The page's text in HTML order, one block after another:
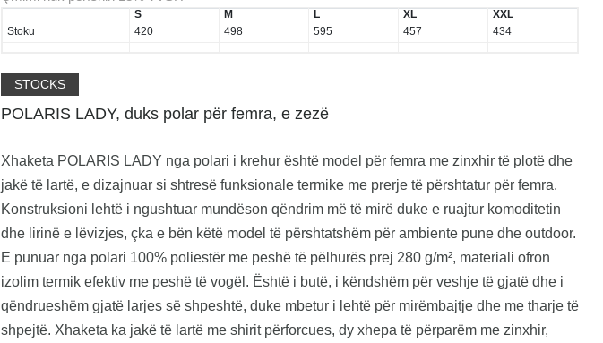
S M L XL
XXL
Stoku
420 498 595 457 434
STOCKS
POLARIS LADY, duks polar për femra, e zezë
Xhaketa POLARIS LADY nga polari i krehur është model për femra me zinxhir të plotë dhe
jakë të lartë, e dizajnuar si shtresë funksionale termike me prerje të përshtatur për femra.
Konstruksioni lehtë i ngushtuar mundëson qëndrim më të mirë duke e ruajtur komoditetin
dhe lirinë e lëvizjes, çka e bën këtë model të përshtatshëm për ambiente pune dhe outdoor.
E punuar nga polari 100% poliestër me peshë të pëlhurës prej 280 g/m², materiali ofron
izolim termik efektiv me peshë të vogël. Është i butë, i këndshëm për veshje të gjatë dhe i
qëndrueshëm gjatë larjes së shpeshtë, duke mbetur i lehtë për mirëmbajtje dhe me tharje të
shpejtë. Xhaketa ka jakë të lartë me shirit përforcues, dy xhepa të përparëm me zinxhir,